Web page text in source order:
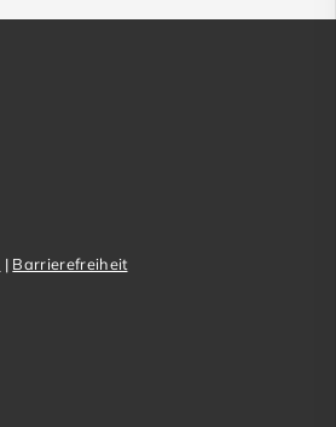
| Barrierefreiheit